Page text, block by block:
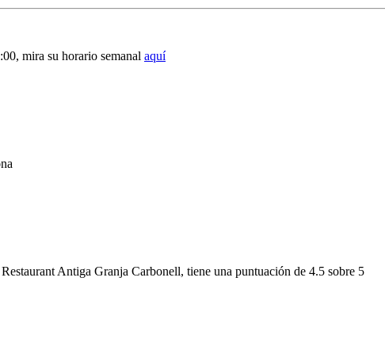
, mira su horario semanal aquí
Restaurant Antiga Granja Carbonell, tiene una puntuación de 4.5 sobre 5